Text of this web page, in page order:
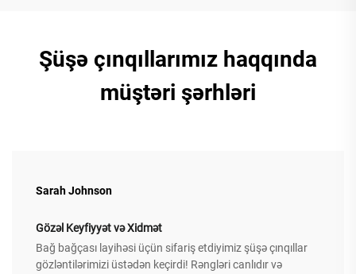
Şüşə çınqıllarımız haqqında
müştəri şərhləri
Sarah Johnson
Gözəl Keyfiyyət və Xidmət
Bağ bağçası layihəsi üçün sifariş etdiyimiz şüşə çınqıllar
gözləntilərimizi üstədən keçirdi! Rəngləri canlıdır və